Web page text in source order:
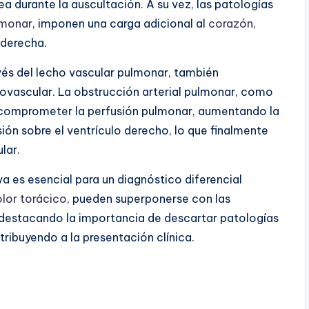
durante la auscultación. A su vez, las patologías
, imponen una carga adicional al corazón,
del lecho vascular pulmonar, también
La obstrucción arterial pulmonar, como
la perfusión pulmonar, aumentando la
sobre el ventrículo derecho, lo que finalmente
es esencial para un diagnóstico diferencial
torácico, pueden superponerse con las
la importancia de descartar patologías
a la presentación clínica.